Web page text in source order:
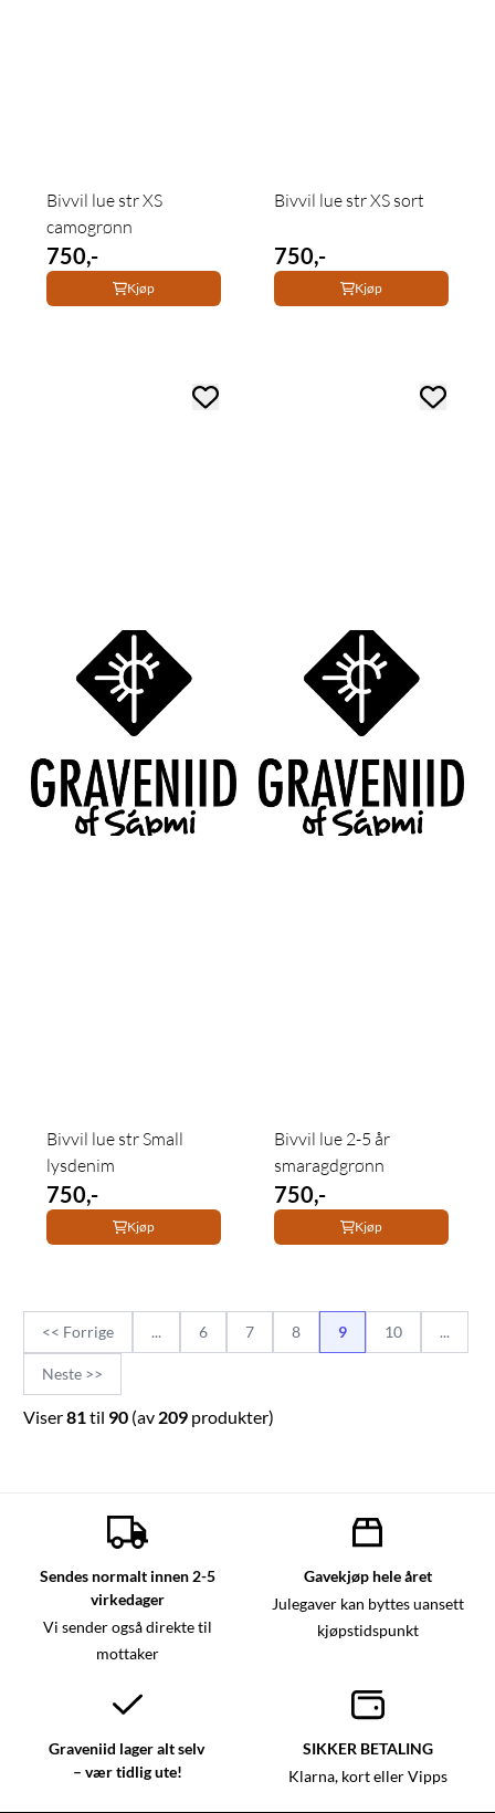
Bivvil lue str XS
camogrønn
750,-
Kjøp
Bivvil lue str XS sort
750,-
Kjøp
Bivvil lue str Small
lysdenim
750,-
Kjøp
Bivvil lue 2-5 år
smaragdgrønn
750,-
Kjøp
<< Forrige ... 6 7 8 9 10 ...
Neste >>
Viser81 til 90 (av 209 produkter)
Sendes normalt innen 2-5
virkedager
Vi sender også direkte til
mottaker
Gavekjøp hele året
Julegaver kan byttes uansett
kjøpstidspunkt
Graveniid lager alt selv
– vær tidlig ute!
SIKKER BETALING
Klarna, kort eller Vipps